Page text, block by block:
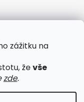
zážitku na
ževše
zde.